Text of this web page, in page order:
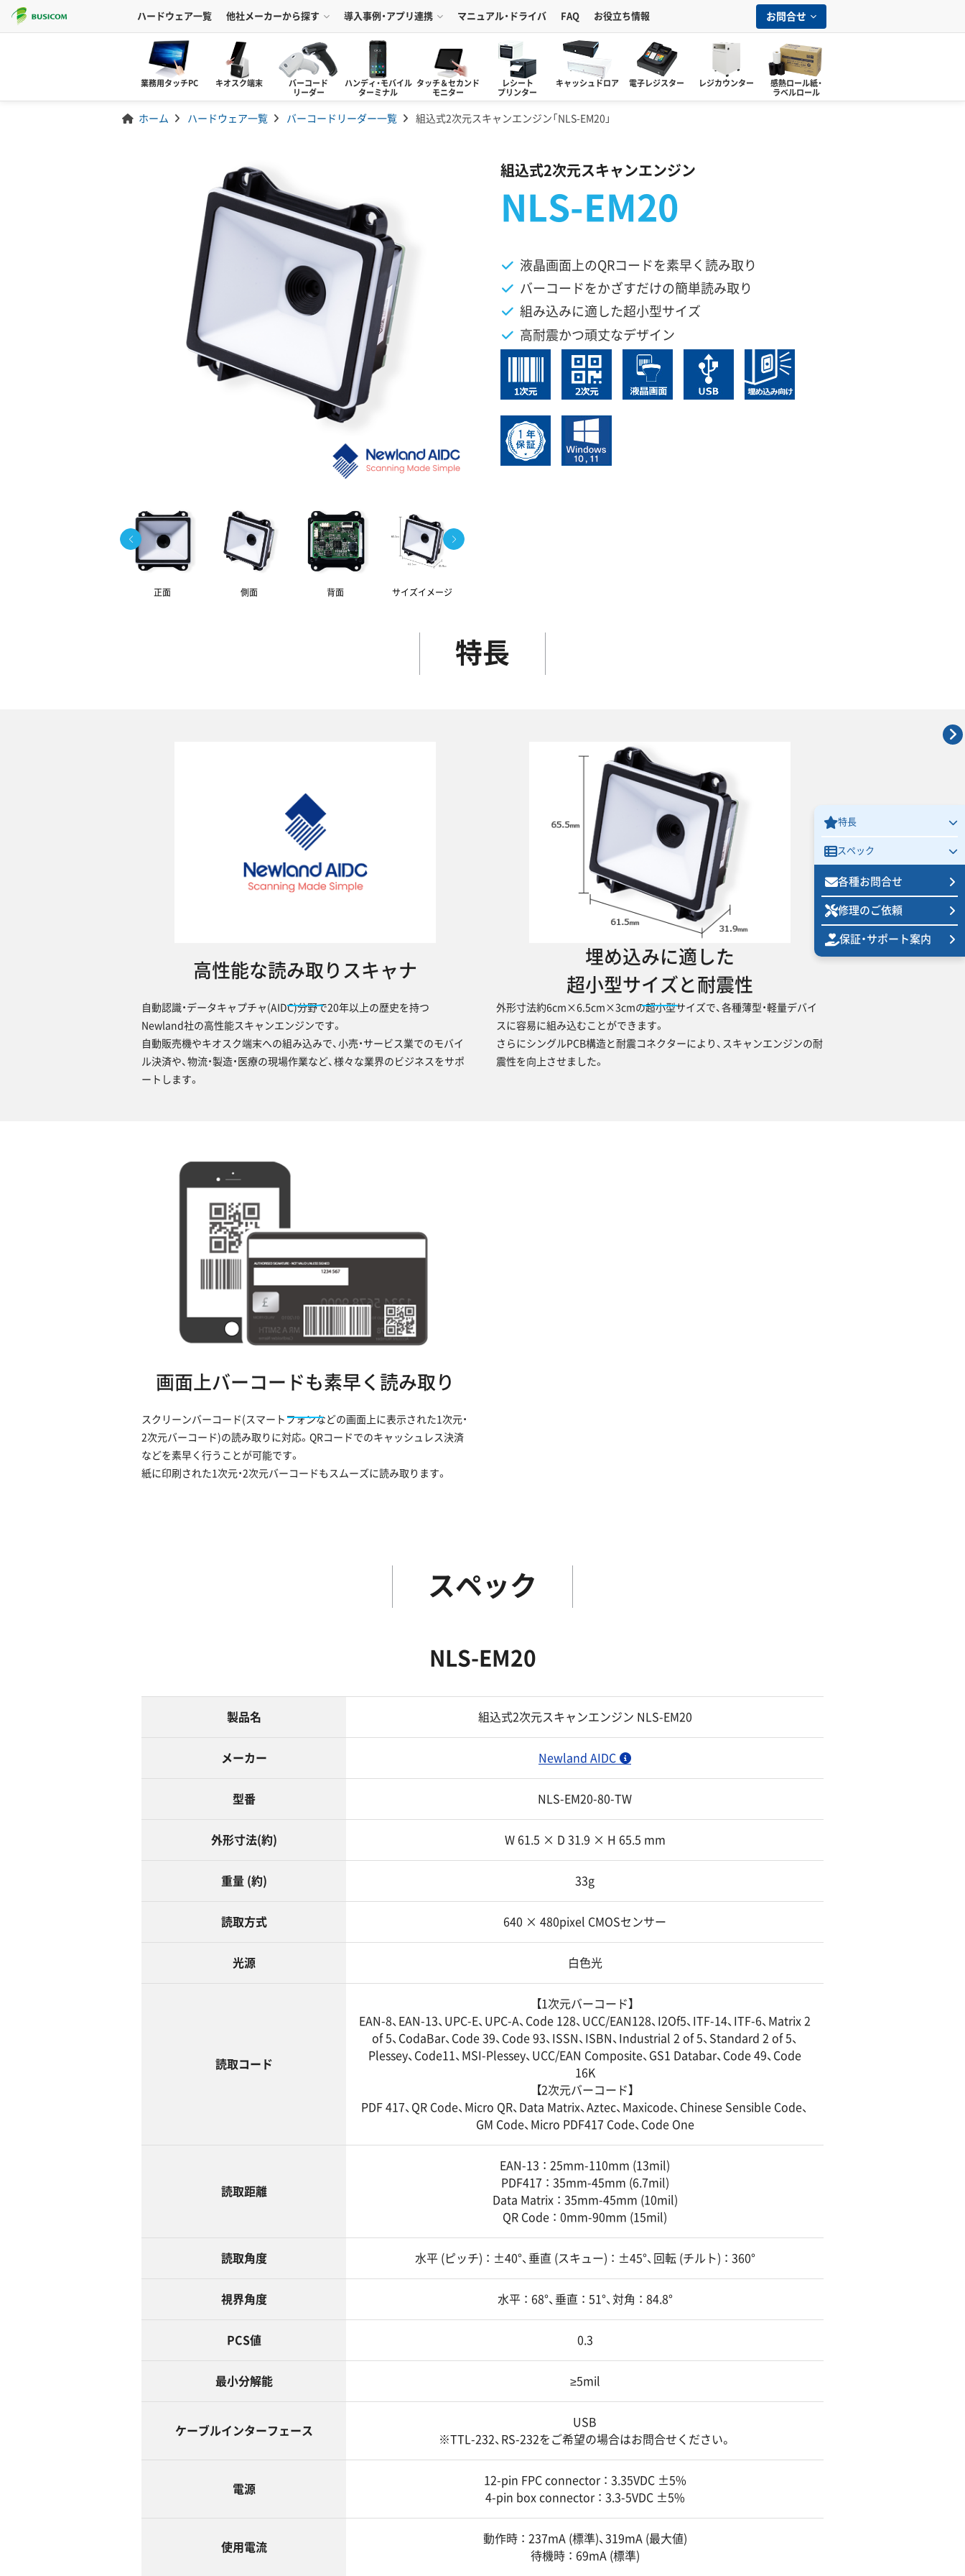
業務用タッチPC キオスク端末
バーコード
リーダー
ハンディ・モバイル
ターミナル
タッチ＆セカンド
モニター
レシート
プリンター
キャッシュドロア 電子レジスター レジカウンター
感熱ロール紙・
ラベルロール
ハードウェア一覧 他社メーカーから探す 導入事例・アプリ連携 マニュアル・ドライバ FAQ お役立ち情報 お問合せ
特長
スペック
各種お問合せ
修理のご依頼
保証・ サポート案内
ホーム ハードウェア一覧 バーコードリーダー一覧 組込式2次元スキャンエンジン「NLS-EM20」
組込式2次元スキャンエンジン
NLS-EM20
正面 側面 背面 サイズイメージ
液晶画面上のQRコードを素早く読み取り
バーコードをかざすだけの簡単読み取り
組み込みに適した超小型サイズ
高耐震かつ頑丈なデザイン
特長
高性能な読み取りスキャナ
自動認識・データキャプチャ(AIDC)分野で20年以上の歴史を持つ
Newland社の高性能スキャンエンジンです。
自動販売機やキオスク端末への組み込みで、小売・サービス業でのモバイ
ル決済や、物流・製造・医療の現場作業など、様々な業界のビジネスをサポ
ートします。
埋め込みに適した
超小型サイズと耐震性
外形寸法約6cm×6.5cm×3cmの超小型サイズで、各種薄型・軽量デバイ
スに容易に組み込むことができます。
さらにシングルPCB構造と耐震コネクターにより、スキャンエンジンの耐
震性を向上させました。
画面上バーコードも素早く読み取り
スクリーンバーコード(スマートフォンなどの画面上に表示された1次元・
2次元バーコード)の読み取りに対応。QRコードでのキャッシュレス決済
などを素早く行うことが可能です。
紙に印刷された1次元・2次元バーコードもスムーズに読み取ります。
スペック
NLS-EM20
製品名 組込式2次元スキャンエンジン NLS-EM20
メーカー Newland AIDC
型番 NLS-EM20-80-TW
外形寸法(約) W 61.5 × D 31.9 × H 65.5 mm
重量 (約) 33g
読取方式 640 × 480pixel CMOSセンサー
光源 白色光
読取コード
【1次元バーコード】
EAN-8、EAN-13、UPC-E、UPC-A、Code 128、UCC/EAN128、I2Of5、ITF-14、ITF-6、Matrix 2
of 5、CodaBar、Code 39、Code 93、ISSN、ISBN、Industrial 2 of 5、Standard 2 of 5、
Plessey、Code11、MSI-Plessey、UCC/EAN Composite、GS1 Databar、Code 49、Code
16K
【2次元バーコード】
PDF 417、QR Code、Micro QR、Data Matrix、Aztec、Maxicode、Chinese Sensible Code、
GM Code、Micro PDF417 Code、Code One
読取距離
EAN-13 ： 25mm-110mm (13mil)
PDF417 ： 35mm-45mm (6.7mil)
Data Matrix ： 35mm-45mm (10mil)
QR Code ： 0mm-90mm (15mil)
読取角度 水平 (ピッチ) ： ±40°、垂直 (スキュー) ： ±45°、回転 (チルト) ： 360°
視界角度 水平 ： 68°、垂直 ： 51°、対角 ： 84.8°
PCS値 0.3
最小分解能 ≥5mil
ケーブルインターフェース
USB
※TTL-232、RS-232をご希望の場合はお問合せください。
電源
12-pin FPC connector ： 3.35VDC ±5%
4-pin box connector ： 3.3-5VDC ±5%
使用電流
動作時 ： 237mA (標準)、319mA (最大値)
待機時 ： 69mA (標準)